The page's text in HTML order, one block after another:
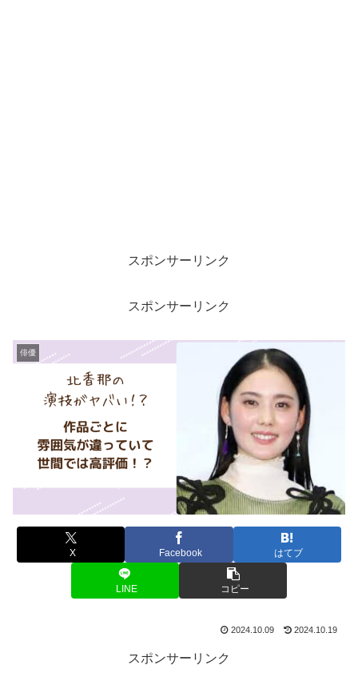
スポンサーリンク
スポンサーリンク
俳優
X Facebook はてブ
LINE コピー
2024.10.09 2024.10.19
スポンサーリンク